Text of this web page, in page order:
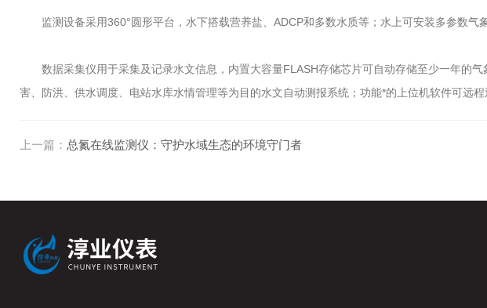
监测设备采用360°圆形平台，水下搭载营养盐、ADCP和多数水质等；水上可安装多参数气象
数据采集仪用于采集及记录水文信息，内置大容量FLASH存储芯片可自动存储至少一年的
害、防洪、供水调度、电站水库水情管理等为目的水文自动测报系统；功能*的上位机软件可远
上一篇： 总氮在线监测仪：守护水域生态的环境守门者